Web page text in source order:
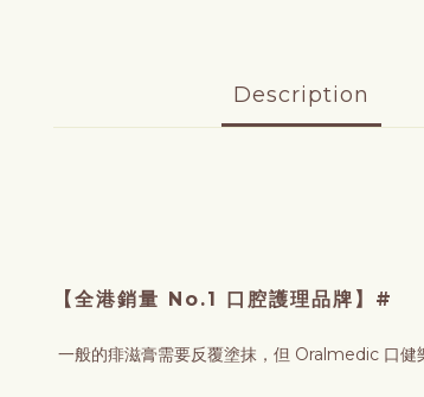
Description
【全港銷量 No.1 口腔護理品牌】#
一般的痱滋膏需要反覆塗抹，但 Oralmedic 口健